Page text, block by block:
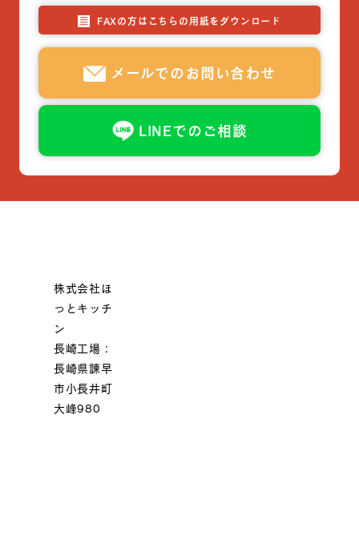
FAXの方はこちらの用紙をダウンロード
メールでのお問い合わせ
LINEでのご相談
株式会社ほ
っとキッチ
ン
長崎工場：
長崎県諫早
市小長井町
大峰980